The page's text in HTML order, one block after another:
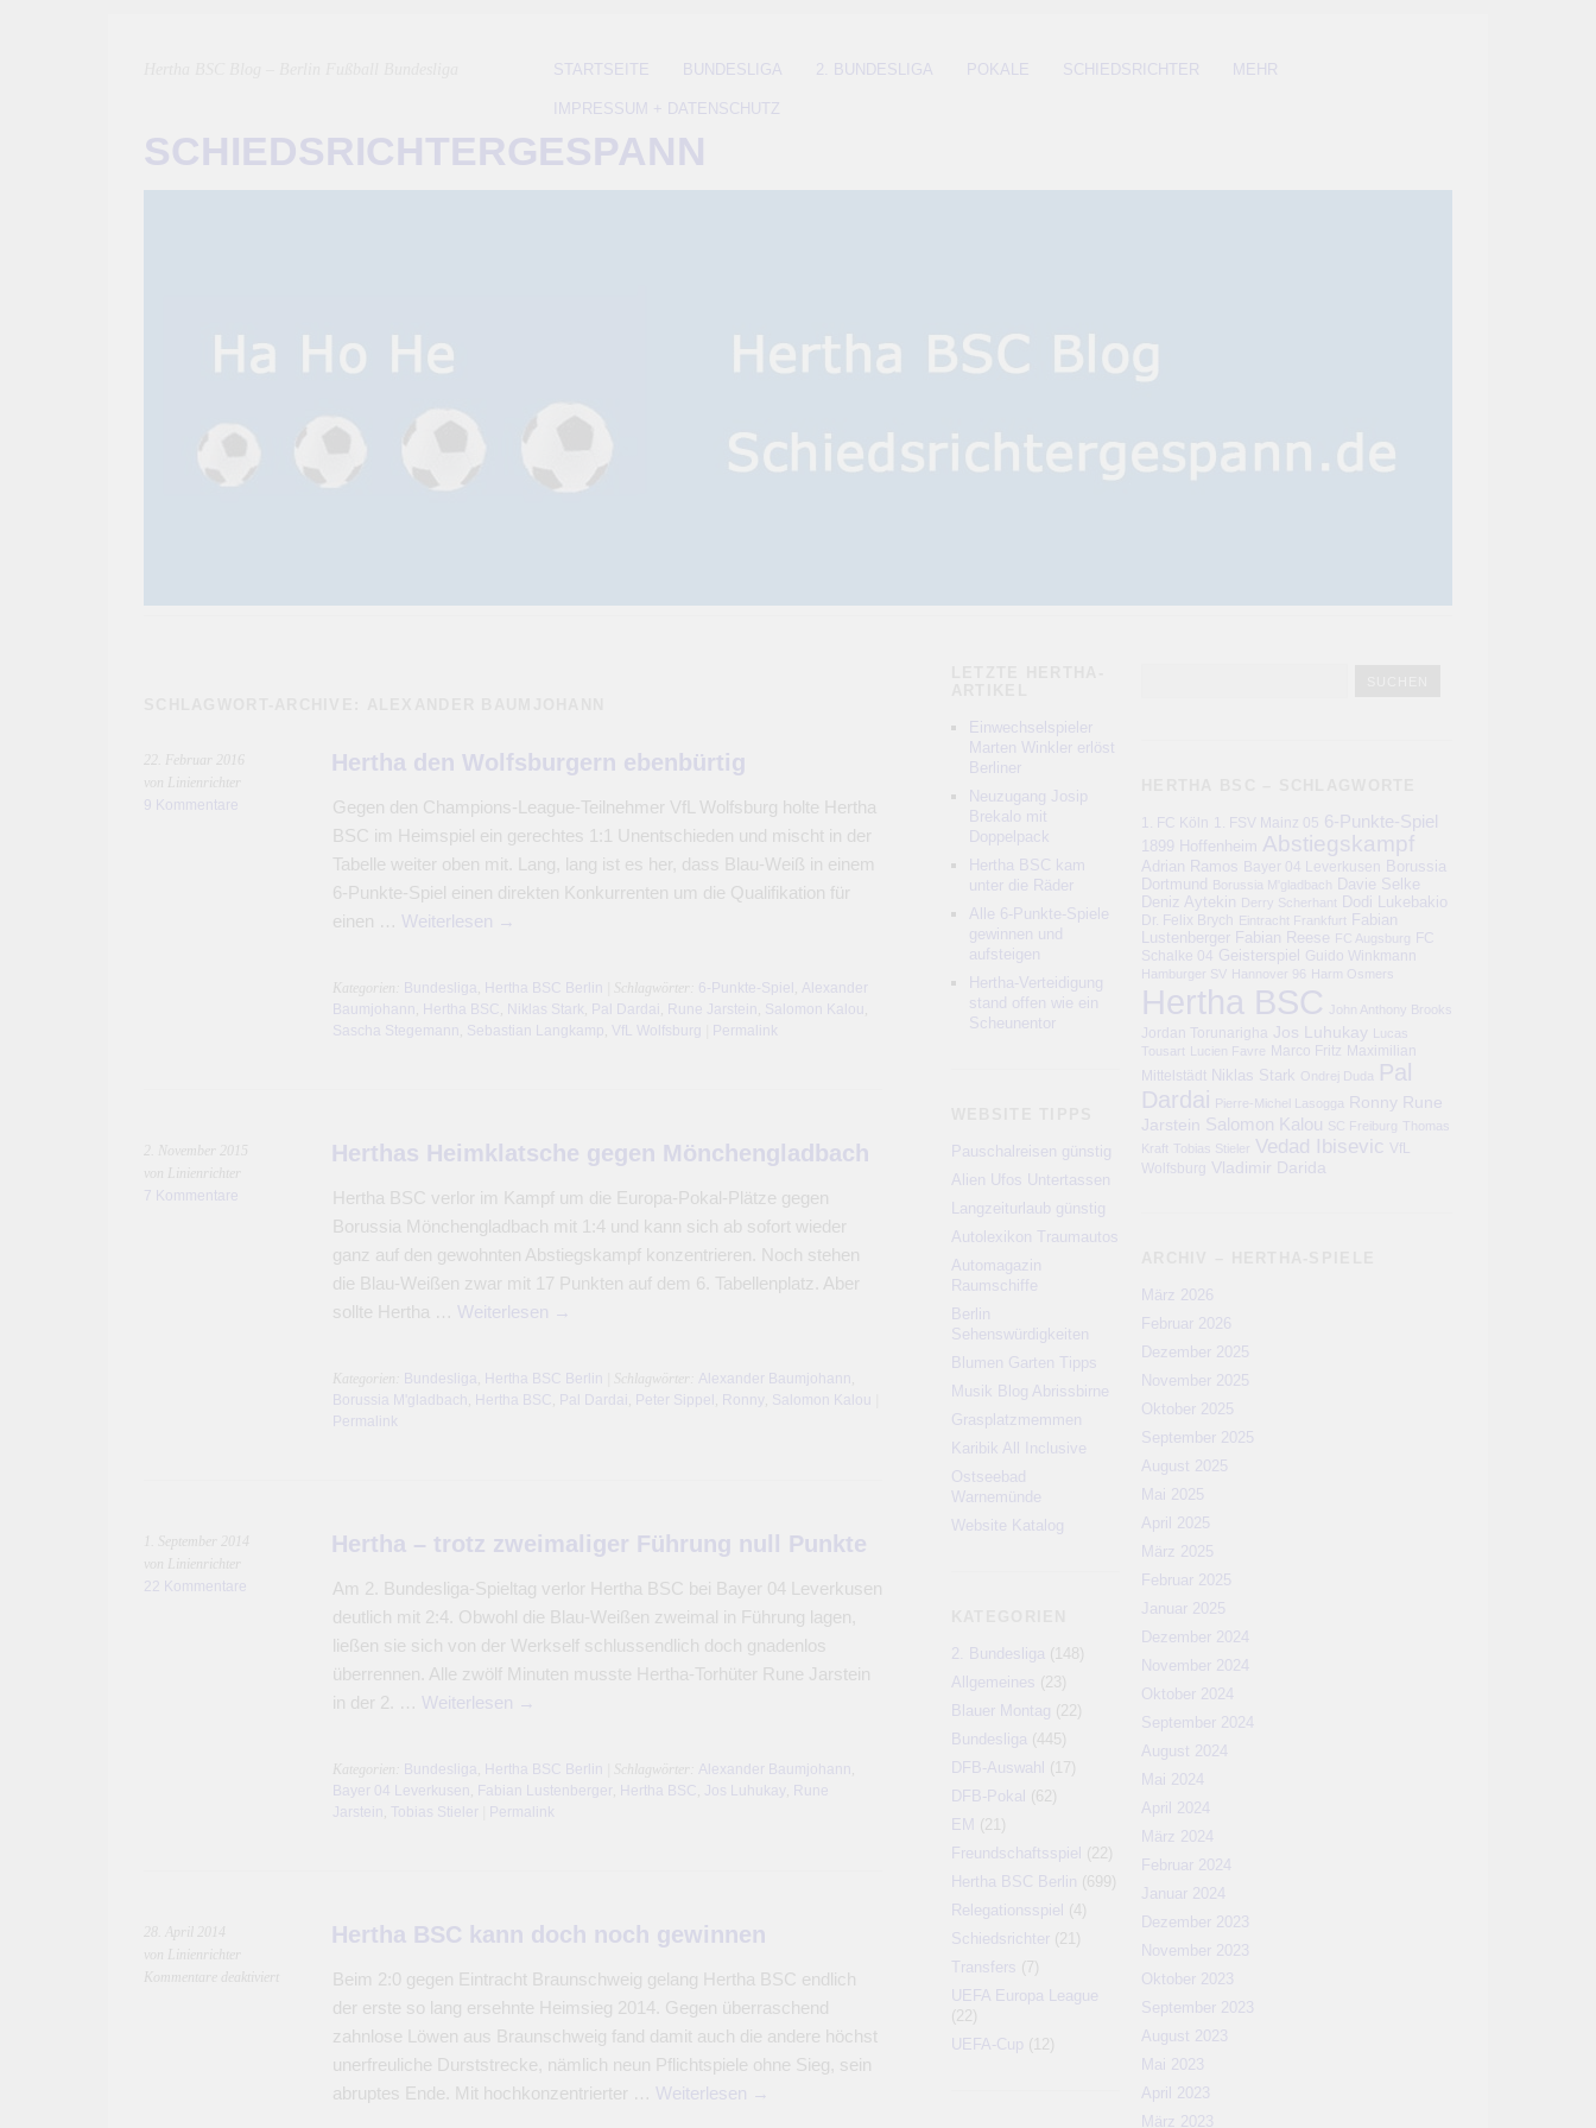
STARTSEITE BUNDESLIGA 2. BUNDESLIGA POKALE SCHIEDSRICHTER MEHR
IMPRESSUM + DATENSCHUTZ
SCHIEDSRICHTERGESPANN
22. Februar 2016
von Linienrichter
9 Kommentare
Hertha den Wolfsburgern ebenbürtig
Gegen den Champions-League-Teilnehmer VfL Wolfsburg holte Hertha
BSC im Heimspiel ein gerechtes 1:1 Unentschieden und mischt in der
Tabelle weiter oben mit. Lang, lang ist es her, dass Blau-Weiß in einem
6-Punkte-Spiel einen direkten Konkurrenten um die Qualifikation für
einen … Weiterlesen →
Kategorien: Bundesliga Hertha BSC Berlin | Schlagwörter: 6-Punkte-Spiel
Alexander
Baumjohann
Hertha BSC Niklas Stark Pal Dardai Rune Jarstein Salomon Kalou
Sascha Stegemann
Sebastian Langkamp VfL Wolfsburg Permalink
2. November 2015
von Linienrichter
7 Kommentare
Herthas Heimklatsche gegen Mönchengladbach
Hertha BSC verlor im Kampf um die Europa-Pokal-Plätze gegen
Borussia Mönchengladbach mit 1:4 und kann sich ab sofort wieder
ganz auf den gewohnten Abstiegskampf konzentrieren. Noch stehen
die Blau-Weißen zwar mit 17 Punkten auf dem 6. Tabellenplatz. Aber
sollte Hertha … Weiterlesen →
Kategorien: Bundesliga Hertha BSC Berlin | Schlagwörter: Alexander Baumjohann
Borussia M'gladbach
Hertha BSC Pal Dardai Peter Sippel Ronny Salomon Kalou
Permalink
1. September 2014
von Linienrichter
22 Kommentare
Hertha – trotz zweimaliger Führung null Punkte
Am 2. Bundesliga-Spieltag verlor Hertha BSC bei Bayer 04 Leverkusen
deutlich mit 2:4. Obwohl die Blau-Weißen zweimal in Führung lagen,
ließen sie sich von der Werkself schlussendlich doch gnadenlos
überrennen. Alle zwölf Minuten musste Hertha-Torhüter Rune Jarstein
in der 2. … Weiterlesen →
Kategorien: Bundesliga Hertha BSC Berlin | Schlagwörter: Alexander Baumjohann
Bayer 04 Leverkusen
Fabian Lustenberger Hertha BSC Jos Luhukay
Rune
Jarstein
Tobias Stieler Permalink
28. April 2014
von Linienrichter
Kommentare deaktiviert
Hertha BSC kann doch noch gewinnen
Beim 2:0 gegen Eintracht Braunschweig gelang Hertha BSC endlich
der erste so lang ersehnte Heimsieg 2014. Gegen überraschend
zahnlose Löwen aus Braunschweig fand damit auch die andere höchst
unerfreuliche Durststrecke, nämlich neun Pflichtspiele ohne Sieg, sein
abruptes Ende. Mit hochkonzentrierter … Weiterlesen →
Einwechselspieler
Marten Winkler erlöst
Berliner
Neuzugang Josip
Brekalo mit
Doppelpack
Hertha BSC kam
unter die Räder
Alle 6-Punkte-Spiele
gewinnen und
aufsteigen
Hertha-Verteidigung
stand offen wie ein
Scheunentor
Pauschalreisen günstig
Alien Ufos Untertassen
Langzeiturlaub günstig
Autolexikon Traumautos
Automagazin
Raumschiffe
Berlin
Sehenswürdigkeiten
Blumen Garten Tipps
Musik Blog Abrissbirne
Grasplatzmemmen
Karibik All Inclusive
Ostseebad
Warnemünde
Website Katalog
2. Bundesliga (148)
Allgemeines (23)
Blauer Montag (22)
Bundesliga (445)
DFB-Auswahl
(17)
DFB-Pokal (62)
EM
(21)
Freundschaftsspiel
(22)
Hertha BSC Berlin
(699)
Relegationsspiel
(4)
Schiedsrichter(21)
Transfers (7)
UEFA Europa League
(22)
UEFA-Cup
(12)
1. FC Köln 1. FSV Mainz 05 6-Punkte-Spiel
1899 Hoffenheim Abstiegskampf
Adrian Ramos Bayer 04 Leverkusen
Borussia
Dortmund
Borussia M'gladbach Davie Selke
Deniz Aytekin Derry Scherhant Dodi Lukebakio
Dr. Felix Brych Eintracht Frankfurt
Fabian
Lustenberger Fabian Reese FC Augsburg
FC
Schalke 04
Geisterspiel
Guido Winkmann
Hamburger SV
Hannover 96 Harm Osmers
Hertha BSC
John Anthony Brooks
Jordan Torunarigha
Jos Luhukay
Lucas
Tousart
Lucien Favre Marco Fritz Maximilian
Mittelstädt
Niklas Stark Ondrej Duda Pal
Dardai Pierre-Michel Lasogga Ronny
Rune
Jarstein Salomon Kalou SC Freiburg
Thomas
Kraft
Tobias Stieler Vedad Ibisevic
VfL
Wolfsburg
Vladimir Darida
März 2026
Februar 2026
Dezember 2025
November 2025
Oktober 2025
September 2025
August 2025
Mai 2025
April 2025
März 2025
Februar 2025
Januar 2025
Dezember 2024
November 2024
Oktober 2024
September 2024
August 2024
Mai 2024
April 2024
März 2024
Februar 2024
Januar 2024
Dezember 2023
November 2023
Oktober 2023
September 2023
August 2023
Mai 2023
April 2023
März 2023